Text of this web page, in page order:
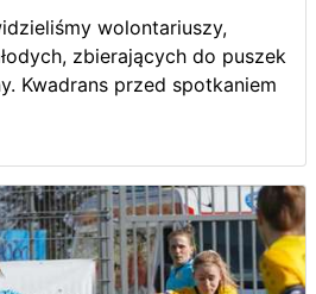
wolontariuszy,
zbierających do puszek
Kwadrans przed spotkaniem